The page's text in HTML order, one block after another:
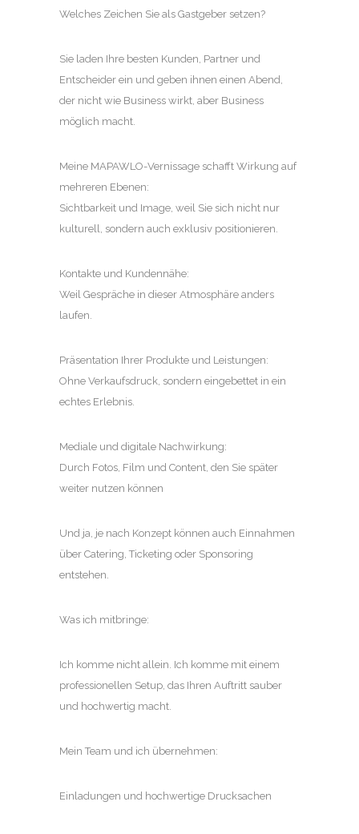
Welches Zeichen Sie als Gastgeber setzen?
Sie laden Ihre besten Kunden, Partner und
Entscheider ein und geben ihnen einen Abend,
der nicht wie Business wirkt, aber Business
möglich macht.
Meine MAPAWLO-Vernissage schafft Wirkung auf
mehreren Ebenen:
Sichtbarkeit und Image, weil Sie sich nicht nur
kulturell, sondern auch exklusiv positionieren.
Kontakte und Kundennähe:
Weil Gespräche in dieser Atmosphäre anders
laufen.
Präsentation Ihrer Produkte und Leistungen:
Ohne Verkaufsdruck, sondern eingebettet in ein
echtes Erlebnis.
Mediale und digitale Nachwirkung:
Durch Fotos, Film und Content, den Sie später
weiter nutzen können
Und ja, je nach Konzept können auch Einnahmen
über Catering, Ticketing oder Sponsoring
entstehen.
Was ich mitbringe:
Ich komme nicht allein. Ich komme mit einem
professionellen Setup, das Ihren Auftritt sauber
und hochwertig macht.
Mein Team und ich übernehmen:
Einladungen und hochwertige Drucksachen